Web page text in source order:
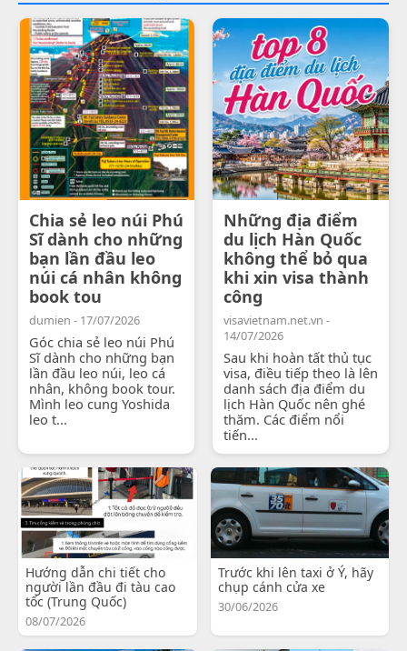
Chia sẻ leo núi Phú
Sĩ dành cho những
bạn lần đầu leo
núi cá nhân không
book tou
dumien - 17/07/2026
Góc chia sẻ leo núi Phú
Sĩ dành cho những bạn
lần đầu leo núi, leo cá
nhân, không book tour.
Mình leo cung Yoshida
leo t...
Những địa điểm
du lịch Hàn Quốc
không thể bỏ qua
khi xin visa thành
công
visavietnam.net.vn -
14/07/2026
Sau khi hoàn tất thủ tục
visa, điều tiếp theo là lên
danh sách địa điểm du
lịch Hàn Quốc nên ghé
thăm. Các điểm nổi
tiến...
Hướng dẫn chi tiết cho
người lần đầu đi tàu cao
tốc (Trung Quốc)
08/07/2026
Trước khi lên taxi ở Ý, hãy
chụp cánh cửa xe
30/06/2026